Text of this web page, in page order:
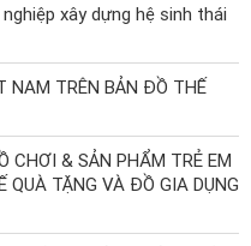
xây dựng hệ sinh thái
NAM TRÊN BẢN ĐỒ THẾ
CHƠI & SẢN PHẨM TRẺ EM
QUÀ TẶNG VÀ ĐỒ GIA DỤNG